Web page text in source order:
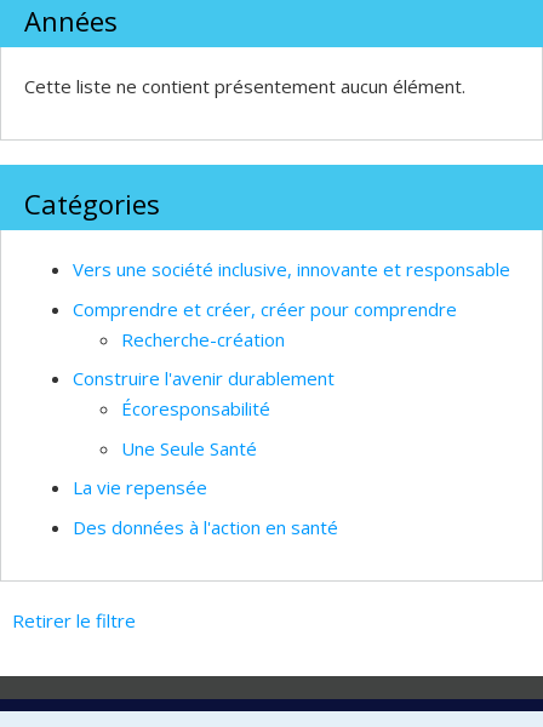
Années
Cette liste ne contient présentement aucun élément.
Catégories
Vers une société inclusive, innovante et responsable
Comprendre et créer, créer pour comprendre
Recherche-création
Construire l'avenir durablement
Écoresponsabilité
Une Seule Santé
La vie repensée
Des données à l'action en santé
Retirer le filtre
Laboratoire d'innovation